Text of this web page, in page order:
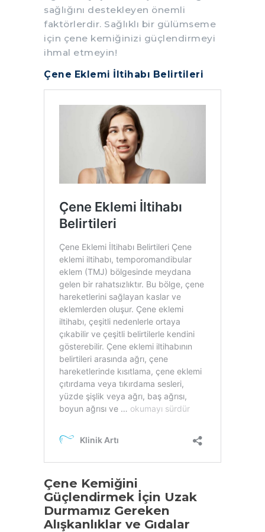
sağlığını destekleyen önemli
faktörlerdir. Sağlıklı bir gülümseme
için çene kemiğinizi güçlendirmeyi
ihmal etmeyin!
Çene Eklemi İltihabı Belirtileri
Çene Kemiğini
Güçlendirmek İçin Uzak
Durmamız Gereken
Alışkanlıklar ve Gıdalar